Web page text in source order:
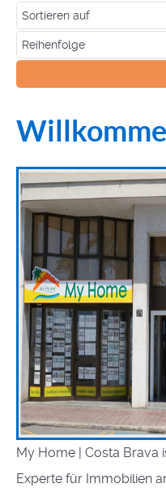
My Home | Costa Brava
Experte für Immobilien